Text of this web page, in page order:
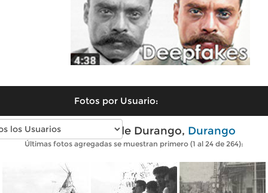
Fotos por Usuario:
Fotos antiguas de Durango, Durango
Últimas fotos agregadas se muestran primero (1 al 24 de 264):